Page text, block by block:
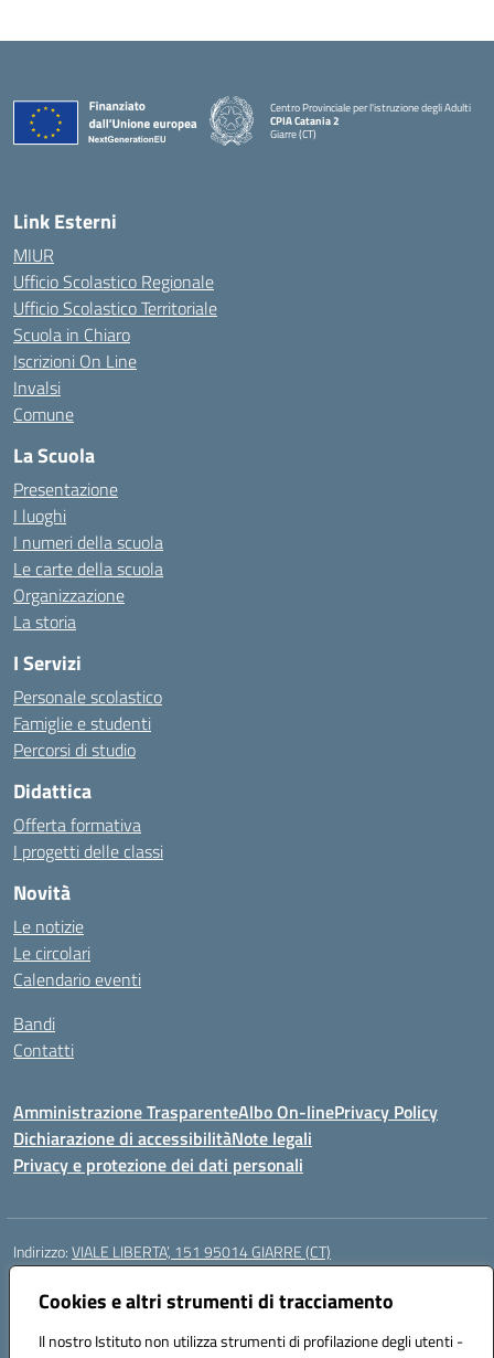
Cookies e altri strumenti di tracciamento
Il nostro Istituto non utilizza strumenti di profilazione degli utenti -
Centro Provinciale per l'istruzione degli Adulti
CPIA Catania 2
Giarre (CT)
Link Esterni
MIUR
Ufficio Scolastico Regionale
Ufficio Scolastico Territoriale
Scuola in Chiaro
Iscrizioni On Line
Invalsi
Comune
La Scuola
Presentazione
I luoghi
I numeri della scuola
Le carte della scuola
Organizzazione
La storia
I Servizi
Personale scolastico
Famiglie e studenti
Percorsi di studio
Didattica
Offerta formativa
I progetti delle classi
Novità
Le notizie
Le circolari
Calendario eventi
Bandi
Contatti
Amministrazione TrasparenteAlbo On-linePrivacy Policy
Dichiarazione di accessibilitàNote legali
Privacy e protezione dei dati personali
Indirizzo:VIALE LIBERTA’, 151 95014 GIARRE (CT)
Centralino:
Posta elettronica certificata (PEC):ctmm151004@pec.istruzione.it
Codice fiscale: 92032760875